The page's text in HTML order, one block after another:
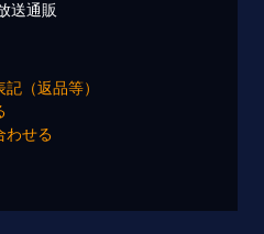
送通販
（返品等）
せる